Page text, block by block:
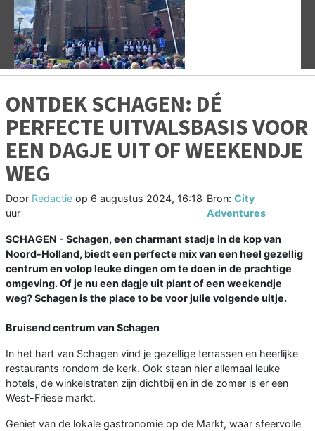
Vorige
ONTDEK SCHAGEN: DÉ
PERFECTE UITVALSBASIS VOOR
EEN DAGJE UIT OF WEEKENDJE
WEG
Door Redactie op 6 augustus 2024, 16:18
uur
Bron:City
Adventures
SCHAGEN - Schagen, een charmant stadje in de kop van
Noord-Holland, biedt een perfecte mix van een heel gezellig
centrum en volop leuke dingen om te doen in de prachtige
omgeving. Of je nu een dagje uit plant of een weekendje
weg? Schagen is the place to be voor julie volgende uitje.
Bruisend centrum van Schagen
In het hart van Schagen vind je gezellige terrassen en heerlijke
restaurants rondom de kerk. Ook staan hier allemaal leuke
hotels, de winkelstraten zijn dichtbij en in de zomer is er een
West-Friese markt.
Geniet van de lokale gastronomie op de Markt, waar sfeervolle